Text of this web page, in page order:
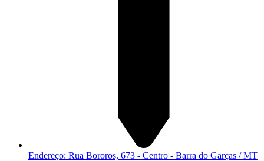
Endereço: Rua Bororos, 673 - Centro - Barra do Garças / MT